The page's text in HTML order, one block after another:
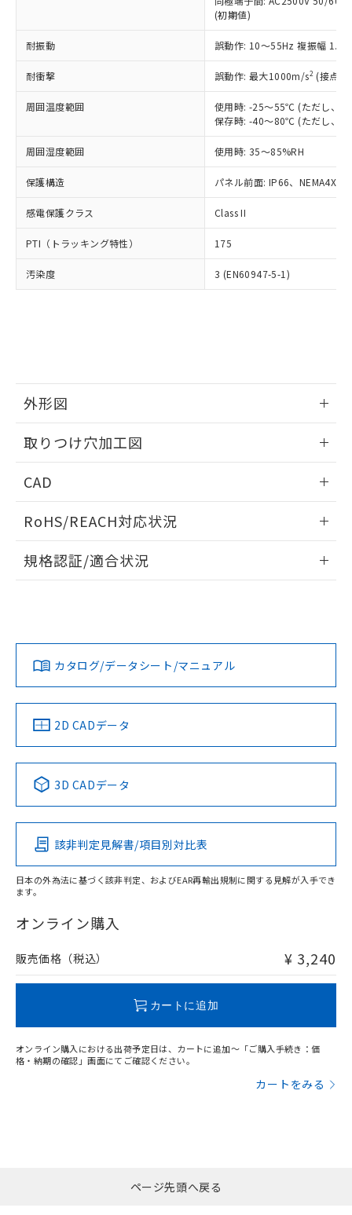
(初期値)
耐振動 誤動作: 10～55Hz 複振幅
耐衝撃 誤動作: 最大1000m/s2 (接点
周囲温度範囲
使用時: -25～55℃ (ただし、氷
保存時: -40～80℃ (ただし、氷
周囲湿度範囲 使用時: 35～85%RH
保護構造 パネル前面: IP66、NEMA4X,
感電保護クラス Class II
PTI（トラッキング特性） 175
汚染度 3 (EN60947-5-1)
外形図
取りつけ穴加工図
CAD
ドすることができます。
ログイン/会員登録
ダウンロードデータをご利用いただく前に、以下を必ずお読
みください。
ソフトウェアの使用条件
RoHS/REACH対応状況
EU RoHS 注意事項・凡例
対応済み
中国 RoHS 注意事項・凡例
Pb Hg Cd Cr(VI)
O
在庫等で未対応品が混在する可能性があります。
問い合わせください。
規格認証/適合状況
LR型式承認
（イギリス
船舶規格）
DNV型式承認
（ノルウェー
BV型式承認
（フランス
KR型式
（韓国
No No No No
この製品の規格認証/適合状況ページへ
その他の認証はこちらのページからご検索ください
カタログ/データシート/マニュアル
2D CADデータ
3D CADデータ
該非判定見解書/項目別対比表
日本の外為法に基づく該非判定、およびEAR再輸出規制に関する見解が入手でき
ます。
オンライン購入
販売価格（税込） ¥ 3,240
カートに追加
オンライン購入における出荷予定日は、カートに追加～「ご購入手続き：価
格・納期の確認」画面にてご確認ください。
カートをみる
正式な納期状況および標準価格はお客
様のお取引先、またはお客様担当のオ
ムロン制御機器販売店・当社販売員に
オムロン制御機器販売店や当社販売拠
販売ネットワーク
」をご確認
事前の承諾なく第三者に漏洩または開
示しないようお願いします。
マイパーツ機能（部品リスト作成サー
ビス）をご利用いただくには、I-Web
メンバーズにご登録されている必要が
あります。
お客様が当ウェブサイト上で当社にご
登録された部品リストについて、当社
および当社の共同利用者が、当社の製
(PBDE) 1000ppm以下、フタル酸ビス(2-エチルヘキシ
ル) (DEHP)(別名：DOP) 1000ppm以下、フタル酸ブチ
（DBP） 1000ppm以下、フタル酸ジイソブチル
但し、RoHS指令で産業用監視および制御機器に対する
フタル酸エステル類の４物質については閾値を超える意
図的な使用がないことを確認しています。
※2 対応予定月
部品在庫の切り替え状況などにより、予定
月が前後することがあります。
※3 非含有証明書ダウンロード
※本証明書は発行日時点で非含有を証明す
るもので、過去に遡って非含有を証明する
また、RoHS指令のフタル酸エステル類４
物質の対応では、対応完了までの期間は出
荷製品に未対応品が混在することから備考
既に当社にて対応品への在庫切替を完了
していることから、特段のことがない限
り、2022年1月12日より割愛しておりま
ニル類) : 1000ppm、 PBDEs(ポリ臭化ジフェニルエーテ
イソブチル) : 1000ppm、 BBP(フタル酸ブチルベンジ
DEHP(フタル酸ビス(2-エチルヘキシル)) : 1000ppm
「ｅ」：有害物質（10物質）のすべてが基
準値以下であることを示します。
「10」：通常の使用状況下において有害物
質が外部に漏えいし、環境に深刻な影響を
及ぼさない年数を意味します。
い合わせください。
当社は規制貨物を破棄する場合は、完
全に破砕するなど、違法に輸出されな
いよう必要な手段を講じます。
当社は貴社製品を、核兵器、ミサイ
ル、化学兵器、生物兵器またはその他
武器並びにこれらの製造装置等に一切
当社は、貴社製品を第三者に販売する
場合は、上記1、2および3の内容を当
該第三者に通知します。また当社は、
販売先および販売に係わる関係者が違
り引きをいたしません。
一定数以上の在庫あり
一定数には満たないが在庫あり
在庫なし(最新の在庫状況につ
いては、お客様のお取引先、ま
たはお客様担当のオムロン制御
機器販売店・当社販売員にご確
白
受注生産機種、また在庫状況の
情報を公開していない機種
ページ先頭へ戻る